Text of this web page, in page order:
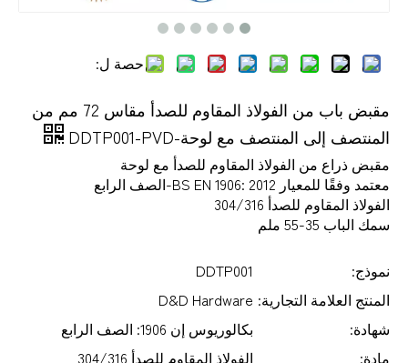
حصة ل:
مقبض باب من الفولاذ المقاوم للصدأ مقاس 72 مم من
المنتصف إلى المنتصف مع لوحة-DDTP001-PVD
مقبض ذراع من الفولاذ المقاوم للصدأ مع لوحة
معتمد وفقًا للمعيار BS EN 1906: 2012-الصف الرابع
الفولاذ المقاوم للصدأ 304/316
سمك الباب 35-55 ملم
نموذج:
DDTP001
المنتج العلامة التجارية: D&D Hardware
شهادة:
بكالوريوس إن 1906: الصف الرابع
مادة:
الفولاذ المقاوم للصدأ 304/316